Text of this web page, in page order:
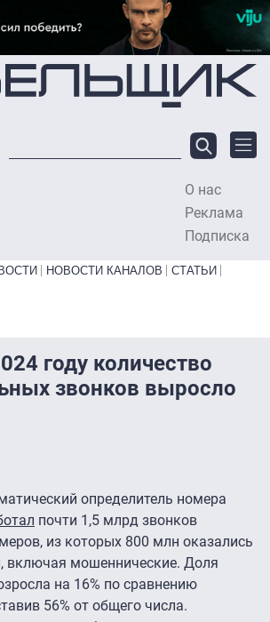
содержанию
О нас
Реклама
Подписка
НОВОСТИ КАНАЛОВ
СТАТЬИ
году количество
звонков выросло
определитель номера
почти 1,5 млрд звонков
из которых 800 млн оказались
включая мошеннические. Доля
на 16% по сравнению
56% от общего числа.